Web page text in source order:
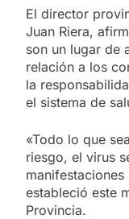
El director
Juan Riera,
son un lugar de
relación a los
la
el sistema de
«Todo lo que
riesgo, el virus
estableció este
Provincia.